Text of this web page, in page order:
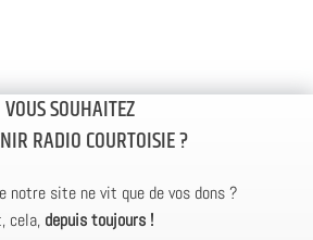
VOUS SOUHAITEZ
RADIO COURTOISIE ?
notre site ne vit que de vos dons ?
cela, depuis toujours !